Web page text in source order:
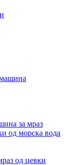
за мраз
од морска вода
од цевки